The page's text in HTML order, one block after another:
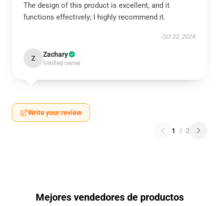
The design of this product is excellent, and it
functions effectively; I highly recommend it.
Oct 22, 2024
Z Zachary
Verified owner
Write your review
1 / 2
Mejores vendedores de productos